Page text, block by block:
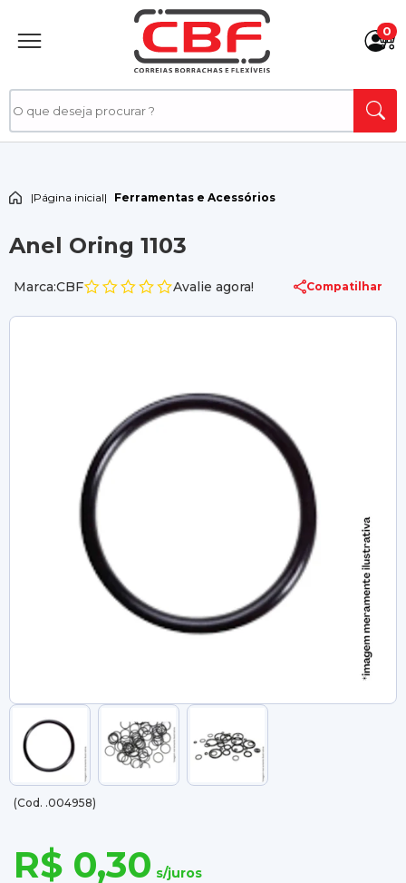
0
|Página inicial| Ferramentas e Acessórios
Anel Oring 1103
Marca:CBF Avalie agora! Compatilhar
(Cod. .004958)
R$ 0,30 s/juros